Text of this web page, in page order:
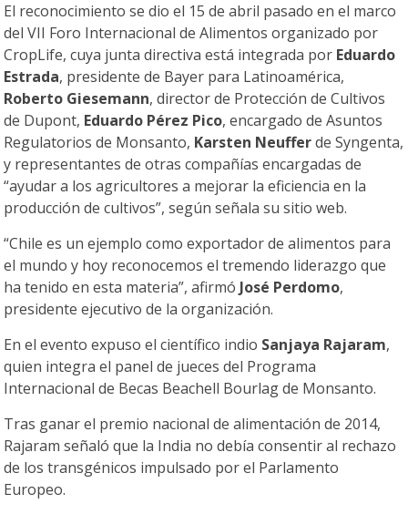
El reconocimiento se dio el 15 de abril pasado en el marco
del VII Foro Internacional de Alimentos organizado por
CropLife, cuya junta directiva está integrada por Eduardo
Estrada, presidente de Bayer para Latinoamérica,
Roberto Giesemann, director de Protección de Cultivos
de Dupont, Eduardo Pérez Pico, encargado de Asuntos
Regulatorios de Monsanto, Karsten Neufferde Syngenta,
y representantes de otras compañías encargadas de
“ayudar a los agricultores a mejorar la eficiencia en la
producción de cultivos”, según señala su sitio web.
“Chile es un ejemplo como exportador de alimentos para
el mundo y hoy reconocemos el tremendo liderazgo que
ha tenido en esta materia”, afirmó José Perdomo,
presidente ejecutivo de la organización.
En el evento expuso el científico indio Sanjaya Rajaram,
quien integra el panel de jueces del Programa
Internacional de Becas Beachell Bourlag de Monsanto.
Tras ganar el premio nacional de alimentación de 2014,
Rajaram señaló que la India no debía consentir al rechazo
de los transgénicos impulsado por el Parlamento
Europeo.